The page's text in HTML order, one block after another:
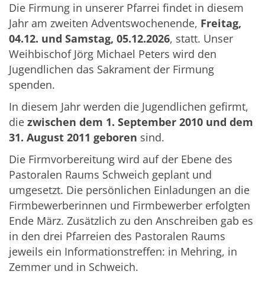
Die Firmung in unserer Pfarrei findet in diesem
Jahr am zweiten Adventswochenende, Freitag,
04.12. und Samstag, 05.12.2026, statt. Unser
Weihbischof Jörg Michael Peters wird den
Jugendlichen das Sakrament der Firmung
spenden.
In diesem Jahr werden die Jugendlichen gefirmt,
die zwischen dem 1. September 2010 und dem
31. August 2011 geboren sind.
Die Firmvorbereitung wird auf der Ebene des
Pastoralen Raums Schweich geplant und
umgesetzt. Die persönlichen Einladungen an die
Firmbewerberinnen und Firmbewerber erfolgten
Ende März. Zusätzlich zu den Anschreiben gab es
in den drei Pfarreien des Pastoralen Raums
jeweils ein Informationstreffen: in Mehring, in
Zemmer und in Schweich.